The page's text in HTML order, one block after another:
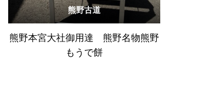
熊野古道
熊野本宮大社御用達 熊野名物熊野
もうで餅